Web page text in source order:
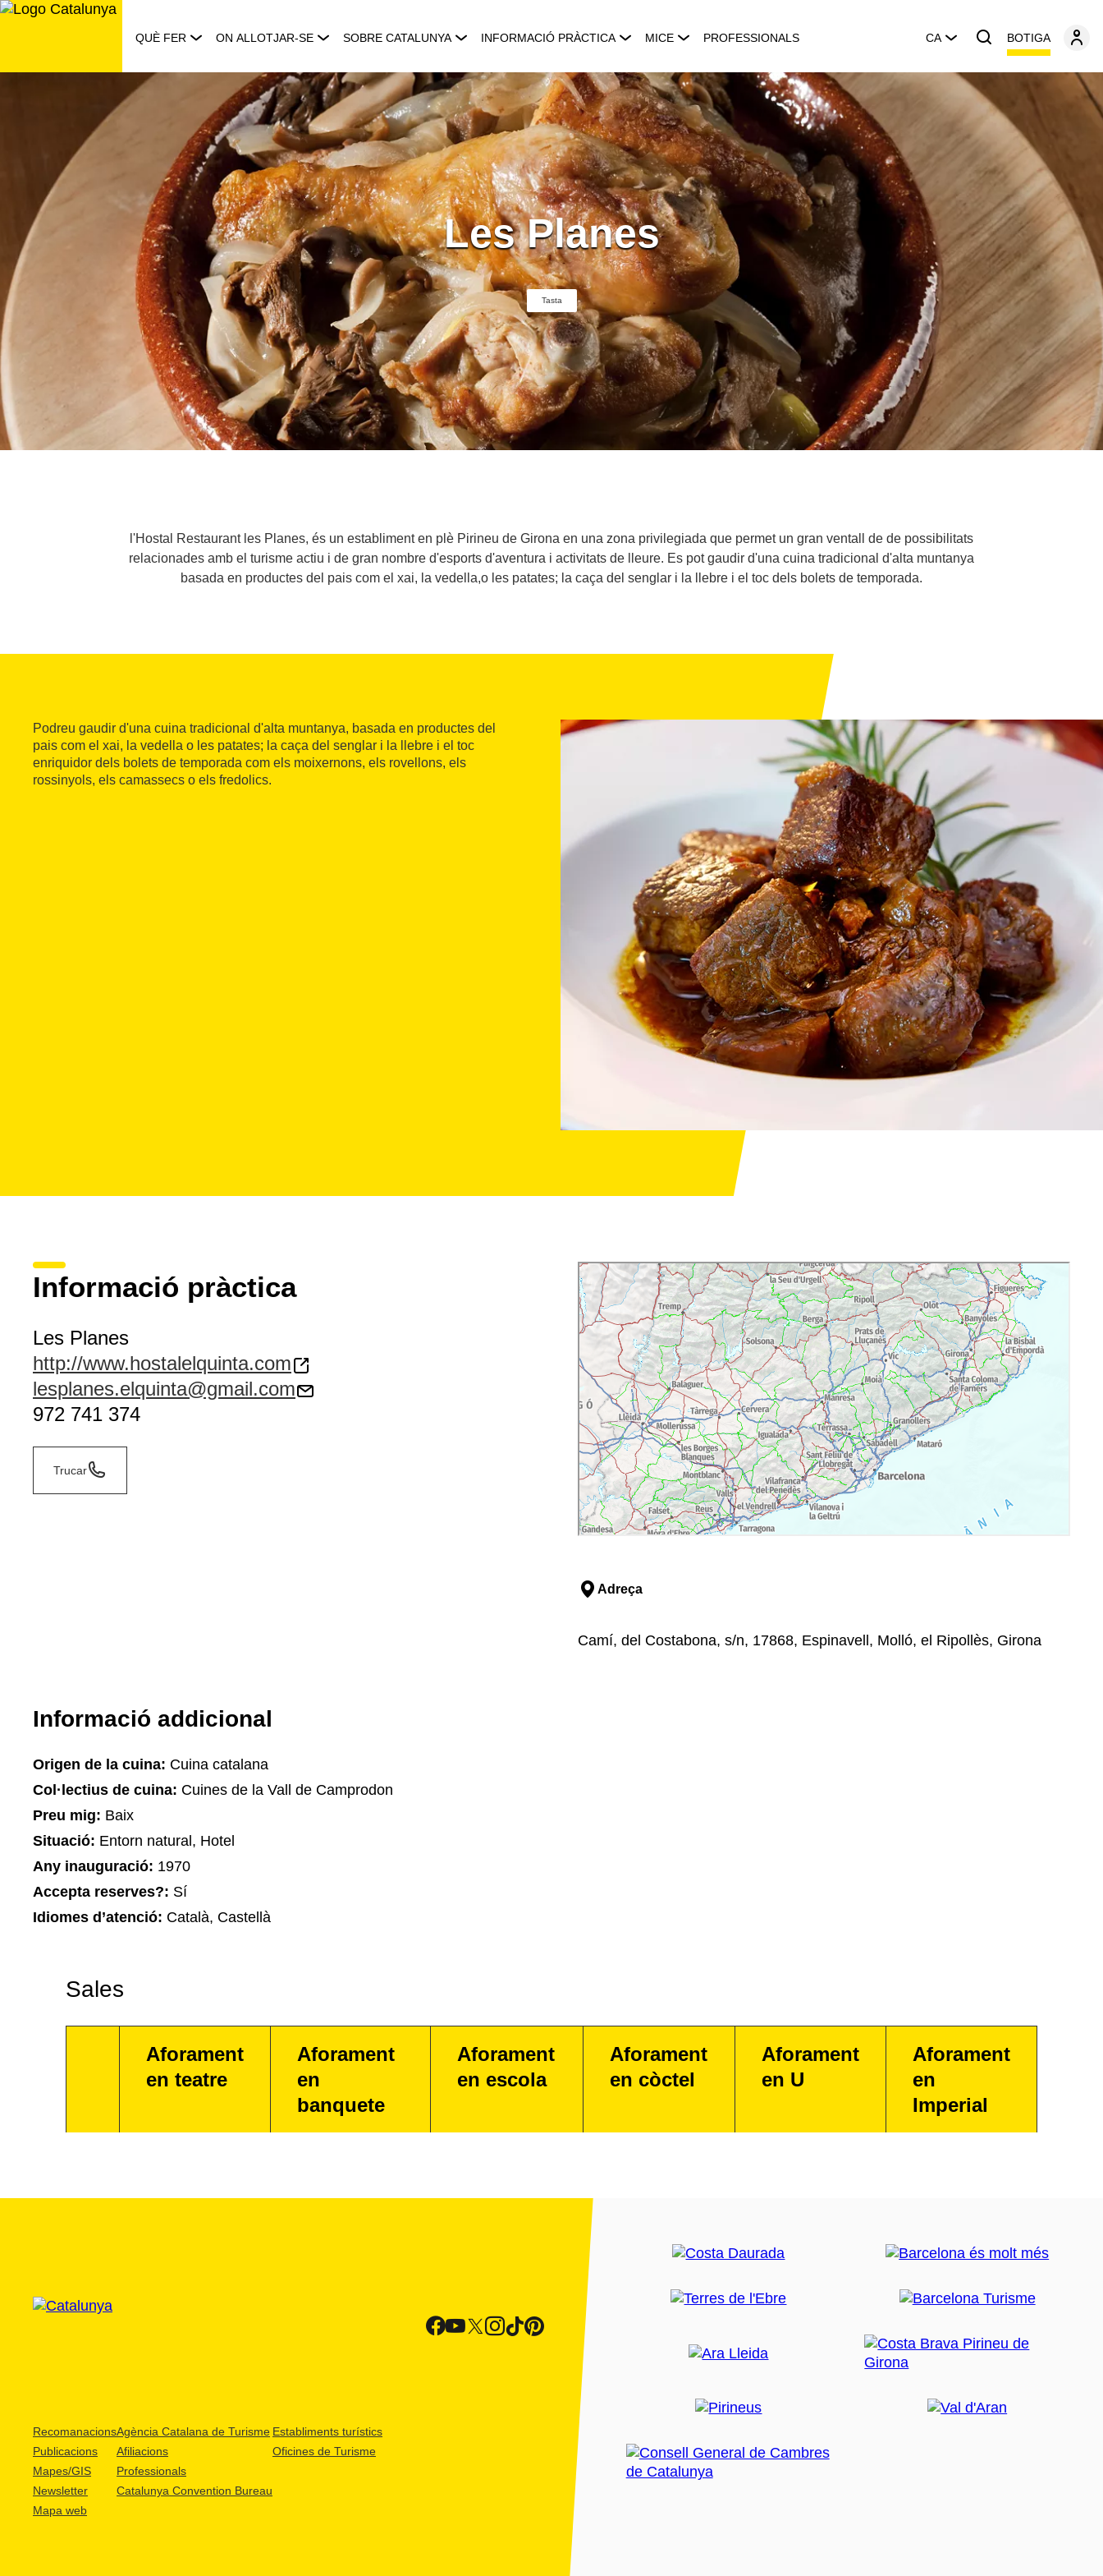
Saltar
QUÈ FER ON ALLOTJAR-SE SOBRE CATALUNYA INFORMACIÓ PRÀCTICA MICE PROFESSIONALS CA BOTIGA
Les Planes
Tasta
l'Hostal Restaurant les Planes, és un establiment en plè Pirineu de Girona en una zona privilegiada que permet un gran ventall de de possibilitats
relacionades amb el turisme actiu i de gran nombre d'esports d'aventura i activitats de lleure. Es pot gaudir d'una cuina tradicional d'alta muntanya
basada en productes del pais com el xai, la vedella,o les patates; la caça del senglar i la llebre i el toc dels bolets de temporada.
Podreu gaudir d'una cuina tradicional d'alta muntanya, basada en productes del
pais com el xai, la vedella o les patates; la caça del senglar i la llebre i el toc
enriquidor dels bolets de temporada com els moixernons, els rovellons, els
rossinyols, els camassecs o els fredolics.
Informació pràctica
Les Planes
http://www.hostalelquinta.com
lesplanes.elquinta@gmail.com
972 741 374
Trucar
Adreça
Camí, del Costabona, s/n, 17868, Espinavell, Molló, el Ripollès, Girona
Informació addicional
Origen de la cuina: Cuina catalana
Col·lectius de cuina: Cuines de la Vall de Camprodon
Preu mig: Baix
Situació: Entorn natural, Hotel
Any inauguració: 1970
Accepta reserves?: Sí
Idiomes d’atenció: Català, Castellà
Sales
Aforament
en teatre
Aforament
en
banquete
Aforament
en escola
Aforament
en còctel
Aforament
en U
Aforament
en
Imperial
Recomanacions
Publicacions
Mapes/GIS
Newsletter
Mapa web
Agència Catalana de Turisme
Afiliacions
Professionals
Catalunya Convention Bureau
Establiments turístics
Oficines de Turisme